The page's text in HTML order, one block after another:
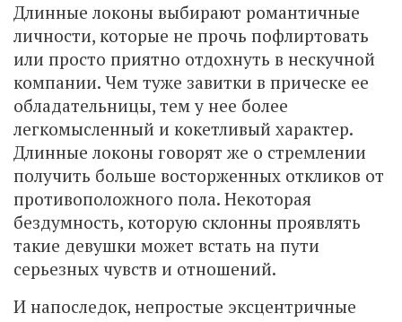
Длинные локоны выбирают романтичные
личности, которые не прочь пофлиртовать
или просто приятно отдохнуть в нескучной
компании. Чем туже завитки в прическе ее
обладательницы, тем у нее более
легкомысленный и кокетливый характер.
Длинные локоны говорят же о стремлении
получить больше восторженных откликов от
противоположного пола. Некоторая
бездумность, которую склонны проявлять
такие девушки может встать на пути
серьезных чувств и отношений.
И напоследок, непростые эксцентричные